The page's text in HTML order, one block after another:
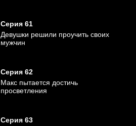
Серия 61
Девушки решили проучить своих
мужчин
Серия 62
Макс пытается достичь
просветления
Серия 63